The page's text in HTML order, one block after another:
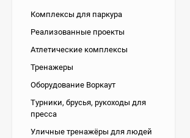
Комплексы для паркура
Реализованные проекты
Атлетические комплексы
Тренажеры
Оборудование Воркаут
Турники, брусья, рукоходы для
пресса
Уличные тренажёры для людей